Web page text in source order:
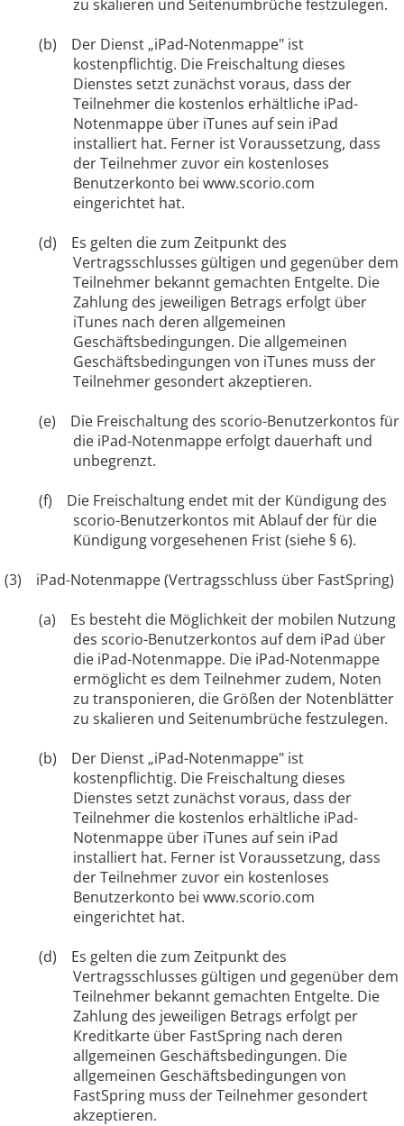
zu skalieren und Seitenumbrüche festzulegen.
(b) Der Dienst „iPad-Notenmappe" ist
kostenpflichtig. Die Freischaltung dieses
Dienstes setzt zunächst voraus, dass der
Teilnehmer die kostenlos erhältliche iPad-
Notenmappe über iTunes auf sein iPad
installiert hat. Ferner ist Voraussetzung, dass
der Teilnehmer zuvor ein kostenloses
Benutzerkonto bei www.scorio.com
eingerichtet hat.
(d) Es gelten die zum Zeitpunkt des
Vertragsschlusses gültigen und gegenüber dem
Teilnehmer bekannt gemachten Entgelte. Die
Zahlung des jeweiligen Betrags erfolgt über
iTunes nach deren allgemeinen
Geschäftsbedingungen. Die allgemeinen
Geschäftsbedingungen von iTunes muss der
Teilnehmer gesondert akzeptieren.
(e) Die Freischaltung des scorio-Benutzerkontos für
die iPad-Notenmappe erfolgt dauerhaft und
unbegrenzt.
(f) Die Freischaltung endet mit der Kündigung des
scorio-Benutzerkontos mit Ablauf der für die
Kündigung vorgesehenen Frist (siehe § 6).
(3) iPad-Notenmappe (Vertragsschluss über FastSpring)
(a) Es besteht die Möglichkeit der mobilen Nutzung
des scorio-Benutzerkontos auf dem iPad über
die iPad-Notenmappe. Die iPad-Notenmappe
ermöglicht es dem Teilnehmer zudem, Noten
zu transponieren, die Größen der Notenblätter
zu skalieren und Seitenumbrüche festzulegen.
(b) Der Dienst „iPad-Notenmappe" ist
kostenpflichtig. Die Freischaltung dieses
Dienstes setzt zunächst voraus, dass der
Teilnehmer die kostenlos erhältliche iPad-
Notenmappe über iTunes auf sein iPad
installiert hat. Ferner ist Voraussetzung, dass
der Teilnehmer zuvor ein kostenloses
Benutzerkonto bei www.scorio.com
eingerichtet hat.
(d) Es gelten die zum Zeitpunkt des
Vertragsschlusses gültigen und gegenüber dem
Teilnehmer bekannt gemachten Entgelte. Die
Zahlung des jeweiligen Betrags erfolgt per
Kreditkarte über FastSpring nach deren
allgemeinen Geschäftsbedingungen. Die
allgemeinen Geschäftsbedingungen von
FastSpring muss der Teilnehmer gesondert
akzeptieren.